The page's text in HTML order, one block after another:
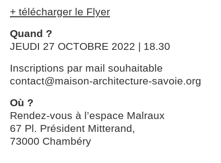
+ télécharger le Flyer
Quand ?
JEUDI 27 OCTOBRE 2022 | 18.30
Inscriptions par mail souhaitable
contact@maison-architecture-savoie.org
Où ?
Rendez-vous à l’espace Malraux
67 Pl. Président Mitterand,
73000 Chambéry